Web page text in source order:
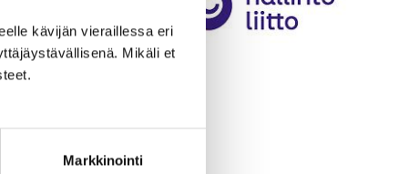
kävijän vieraillessa eri
Mikäli et
Markkinointi